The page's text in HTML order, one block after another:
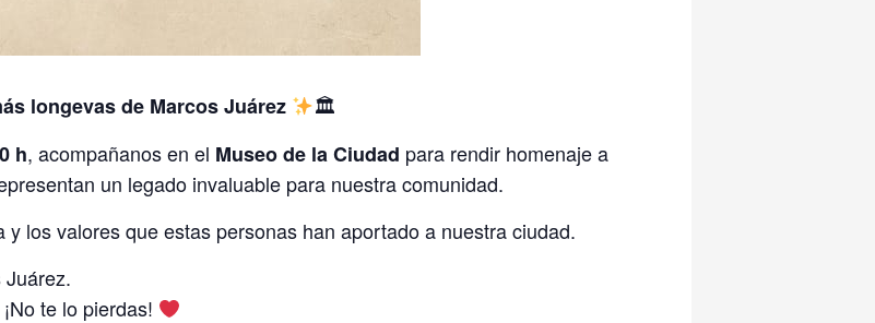
longevas de Marcos Juárez
🏛
h, acompañanos en el Museo de la Ciudad para rendir homenaje a
un legado invaluable para nuestra comunidad.
los valores que estas personas han aportado a nuestra ciudad.
te lo pierdas!